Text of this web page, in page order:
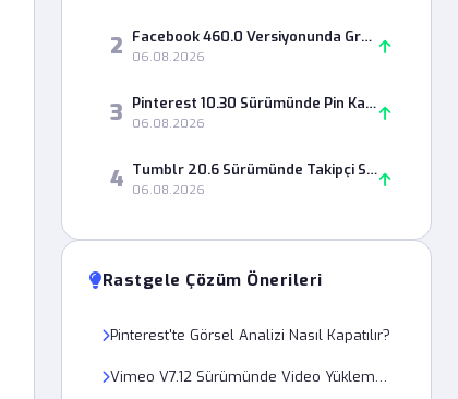
2 Facebook 460.0 Versiyonunda Grup Paylaşımları Neden Görünmüyor?
06.08.2026
3 Pinterest 10.30 Sürümünde Pin Kaydetme Hatası Nasıl Çözülür?
06.08.2026
4 Tumblr 20.6 Sürümünde Takipçi Sayısı Neden Yanlış Görünüyor?
06.08.2026
Rastgele Çözüm Önerileri
Pinterest'te Görsel Analizi Nasıl Kapatılır?
Vimeo V7.12 Sürümünde Video Yükleme Hatası Nasıl Düzeltilir?